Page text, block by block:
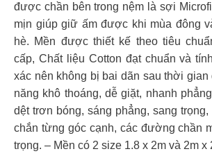
được chần bên trong nệm là sợi
mịn giúp giữ ấm được khi mùa đông
hè. Mền được thiết kế theo tiêu
cấp, Chất liệu Cotton đạt chuẩn và
xác nên không bị bai dãn sau thời
năng khô thoáng, dễ giặt, nhanh
dệt trơn bóng, sáng phẳng, sang
chắn từng góc cạnh, các đường chần
trọng. – Mền có 2 size 1.8 x 2m và 2m x